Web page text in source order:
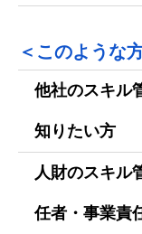
＜このような
他社のスキル
知りたい方
人財のスキル
任者・事業責